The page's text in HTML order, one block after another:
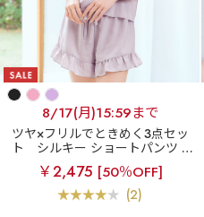
8/17(月)15:59まで
ツヤ×フリルでときめく3点セッ
ト
シルキー ショートパンツ 3
点セット
￥2,475 [50％OFF]
(2)